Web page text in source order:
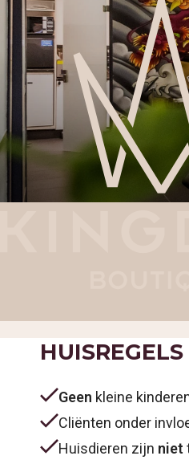
HUISREGELS
Geen kleine
Cliënten onder
Huisdieren zijn niet